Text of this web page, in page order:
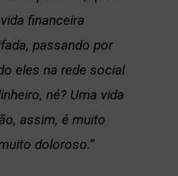
financeira
passando por
eles na rede social
né? Uma vida
assim, é muito
doloroso.”